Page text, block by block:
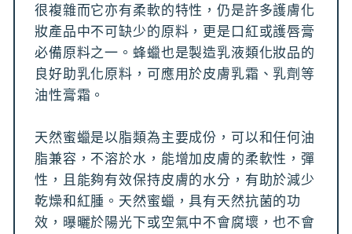
很複雜而它亦有柔軟的特性，仍是許多護膚化
妝產品中不可缺少的原料，更是口紅或護唇膏
必備原料之一。蜂蠟也是製造乳液類化妝品的
良好助乳化原料，可應用於皮膚乳霜、乳劑等
油性膏霜。
天然蜜蠟是以脂類為主要成份，可以和任何油
脂兼容，不溶於水，能增加皮膚的柔軟性，彈
性，且能夠有效保持皮膚的水分，有助於減少
乾燥和紅腫。天然蜜蠟，具有天然抗菌的功
效，曝曬於陽光下或空氣中不會腐壞，也不會